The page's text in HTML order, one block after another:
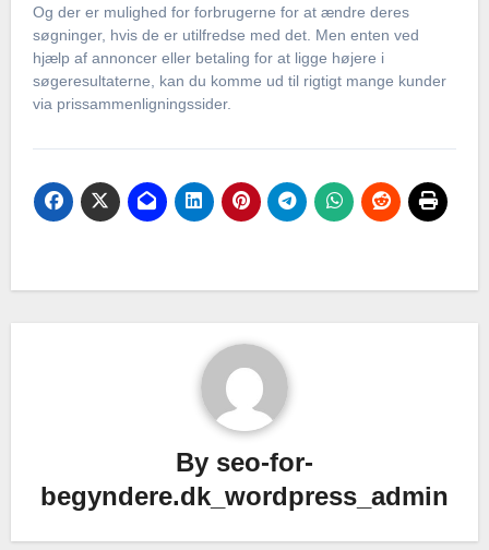
Og der er mulighed for forbrugerne for at ændre deres
søgninger, hvis de er utilfredse med det. Men enten ved
hjælp af annoncer eller betaling for at ligge højere i
søgeresultaterne, kan du komme ud til rigtigt mange kunder
via prissammenligningssider.
By seo-for-
begyndere.dk_wordpress_admin